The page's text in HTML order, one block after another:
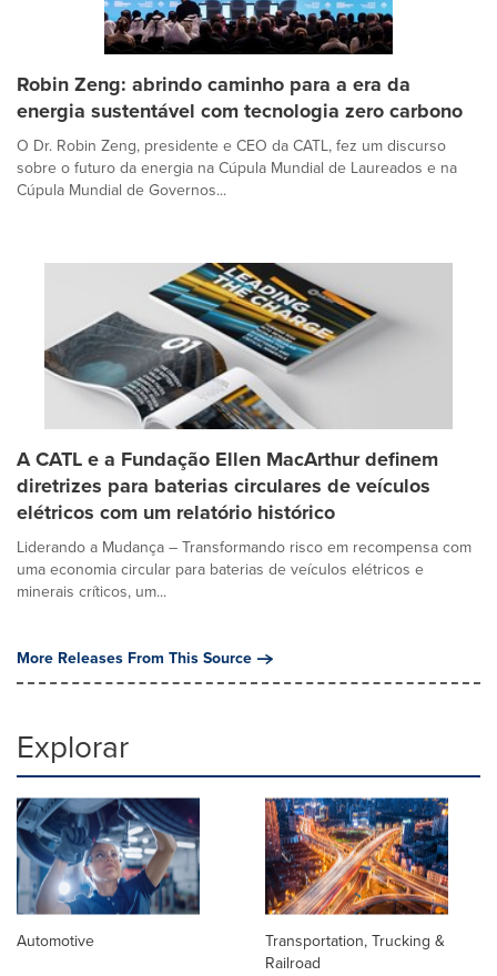
Robin Zeng: abrindo caminho para a era da
energia sustentável com tecnologia zero carbono
O Dr. Robin Zeng, presidente e CEO da CATL, fez um discurso
sobre o futuro da energia na Cúpula Mundial de Laureados e na
Cúpula Mundial de Governos...
A CATL e a Fundação Ellen MacArthur definem
diretrizes para baterias circulares de veículos
elétricos com um relatório histórico
Liderando a Mudança – Transformando risco em recompensa com
uma economia circular para baterias de veículos elétricos e
minerais críticos, um...
More Releases From This Source
Explorar
Automotive
Transportation, Trucking &
Railroad